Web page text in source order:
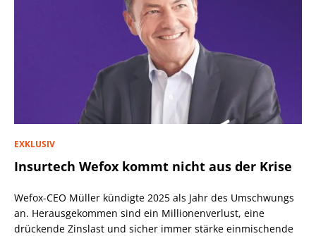
EXKLUSIV
Insurtech Wefox kommt nicht aus der Krise
Wefox-CEO Müller kündigte 2025 als Jahr des Umschwungs
an. Herausgekommen sind ein Millionenverlust, eine
drückende Zinslast und sicher immer stärke einmischende